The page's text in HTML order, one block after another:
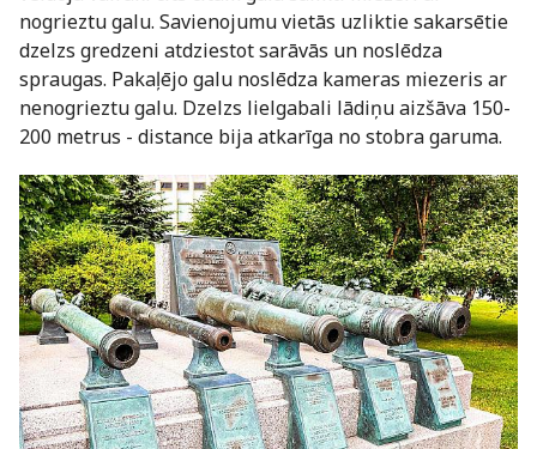
nogrieztu galu. Savienojumu vietās uzliktie sakarsētie
dzelzs gredzeni atdziestot sarāvās un noslēdza
spraugas. Pakaļējo galu noslēdza kameras miezeris ar
nenogrieztu galu. Dzelzs lielgabali lādiņu aizšāva 150-
200 metrus - distance bija atkarīga no stobra garuma.